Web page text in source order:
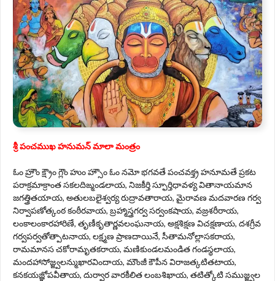
శ్రీ పంచముఖ హనుమన్ మాలా మంత్రం
ఓం హ్రౌం క్ష్రౌం గ్లౌం హుం హ్సౌం ఓం నమో భగవతే పంచవక్త్ర హనూమతే ప్రకట
పరాక్రమాక్రాంత సకలదిఙ్మండలాయ, నిజకీర్తి స్ఫూర్తిధావళ్య వితానాయమాన
జగత్త్రితయాయ, అతులబలైశ్వర్య రుద్రావతారాయ, మైరావణ మదవారణ గర్వ
నిర్వాపణోత్కంఠ కంఠీరవాయ, బ్రహ్మాస్త్రగర్వ సర్వంకషాయ, వజ్రశరీరాయ,
లంకాలంకారహారిణే, తృణీకృతార్ణవలంఘనాయ, అక్షశిక్షణ విచక్షణాయ, దశగ్రీవ
గర్వపర్వతోత్పాటనాయ, లక్ష్మణ ప్రాణదాయినే, సీతామనోల్లాసకరాయ,
రామమానస చకోరామృతకరాయ, మణికుండలమండిత గండస్థలాయ,
మందహాసోజ్జ్వలన్ముఖారవిందాయ, మౌంజీ కౌపీన విరాజత్కటితటాయ,
కనకయజ్ఞోపవీతాయ, దుర్వార వారకీలిత లంబశిఖాయ, తటిత్కోటి సముజ్జ్వల